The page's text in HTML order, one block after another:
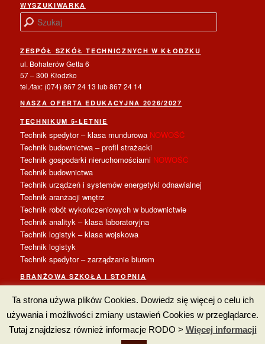
WYSZUKIWARKA
z
k
a
j
ZESPÓŁ SZKÓŁ TECHNICZNYCH W KŁODZKU
ul. Bohaterów Getta 6
57 – 300 Kłodzko
tel./fax: (074) 867 24 13 lub 867 24 14
NASZA OFERTA EDUKACYJNA 2026/2027
TECHNIKUM 5-LETNIE
Technik spedytor – klasa mundurowa NOWOŚĆ
Technik budownictwa – profil strażacki
Technik gospodarki nieruchomościami NOWOŚĆ
Technik budownictwa
Technik urządzeń i systemów energetyki odnawialnej
Technik aranżacji wnętrz
Technik robót wykończeniowych w budownictwie
Technik analityk – klasa laboratoryjna
Technik logistyk – klasa wojskowa
Technik logistyk
Technik spedytor – zarządzanie biurem
BRANŻOWA SZKOŁA I STOPNIA
Magazynier – logistyk
Monter stolarki budowlanej
Murarz-tynkarz
Ta strona używa plików Cookies. Dowiedz się więcej o celu ich
używania i możliwości zmiany ustawień Cookies w przeglądarce.
Tutaj znajdziesz również informacje RODO > Więcej informacji